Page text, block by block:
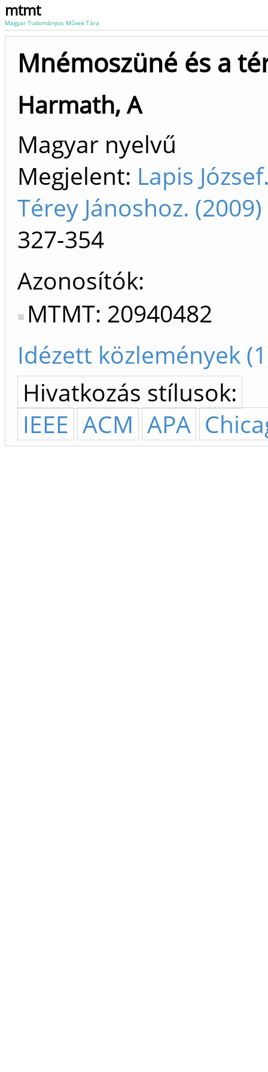
mtmt
Magyar Tudományos Művek Tára
Mnémoszüné és a
Harmath, A
Magyar nyelvű
Megjelent: Lapis
Térey Jánoshoz.
327-354
Azonosítók
MTMT: 20940482
Idézett közlemények
Hivatkozás stílusok:
IEEE ACM APA